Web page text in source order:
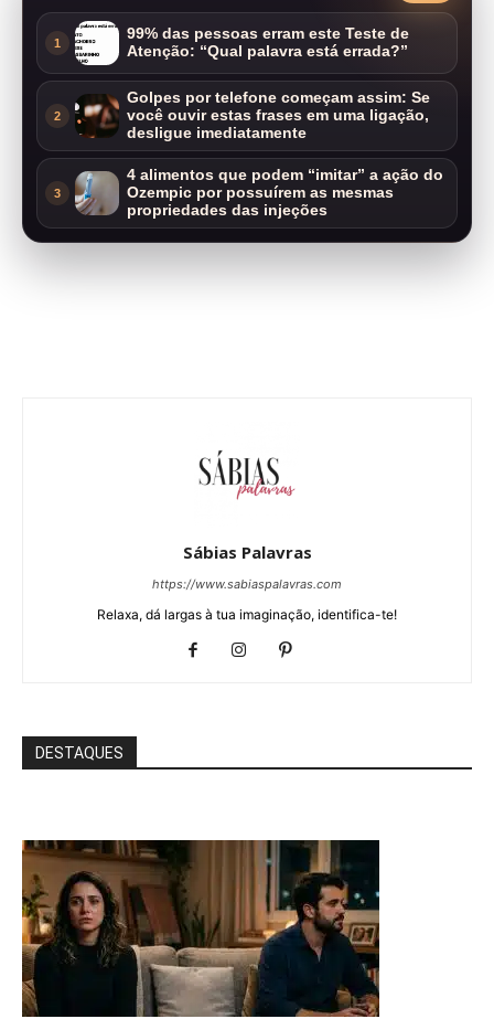
1
99% das pessoas erram este Teste de
Atenção: “Qual palavra está errada?”
2
Golpes por telefone começam assim: Se
você ouvir estas frases em uma ligação,
desligue imediatamente
3
4 alimentos que podem “imitar” a ação do
Ozempic por possuírem as mesmas
propriedades das injeções
Sábias Palavras
https://www.sabiaspalavras.com
Relaxa, dá largas à tua imaginação, identifica-te!
DESTAQUES